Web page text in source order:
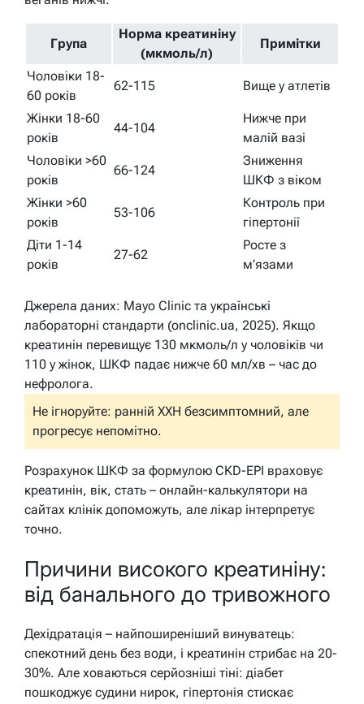
Група
Норма креатиніну
(мкмоль/л)
Примітки
Чоловіки 18-
60 років
62-115 Вище у атлетів
Жінки 18-60
років
44-104
Нижче при
малій вазі
Чоловіки >60
років
66-124
Зниження
ШКФ з віком
Жінки >60
років
53-106
Контроль при
гіпертонії
Діти 1-14
років
27-62
Росте з
м’язами
Джерела даних: Mayo Clinic та українські
лабораторні стандарти (onclinic.ua, 2025). Якщо
креатинін перевищує 130 мкмоль/л у чоловіків чи
110 у жінок, ШКФ падає нижче 60 мл/хв – час до
нефролога.
Не ігноруйте: ранній ХХН безсимптомний, але
прогресує непомітно.
Розрахунок ШКФ за формулою CKD-EPI враховує
креатинін, вік, стать – онлайн-калькулятори на
сайтах клінік допоможуть, але лікар інтерпретує
точно.
Причини високого креатиніну:
від банального до тривожного
Дехідратація – найпоширеніший винуватець:
спекотний день без води, і креатинін стрибає на 20-
30%. Але ховаються серйозніші тіні: діабет
пошкоджує судини нирок, гіпертонія стискає